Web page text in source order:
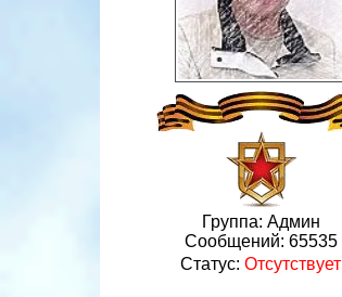
Группа: Админ
Сообщений: 65535
Статус: Отсутствует